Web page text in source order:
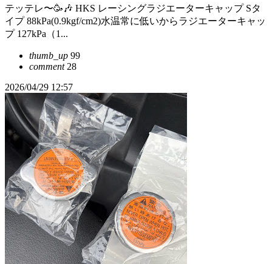
テッテレ〜🥳🎶 HKS レーシングラジエーターキャップ Sタ
イプ 88kPa(0.9kgf/cm2)水温常に低いからラジエーターキャッ
プ 127kPa（1...
thumb_up 99
comment28
2026/04/29 12:57